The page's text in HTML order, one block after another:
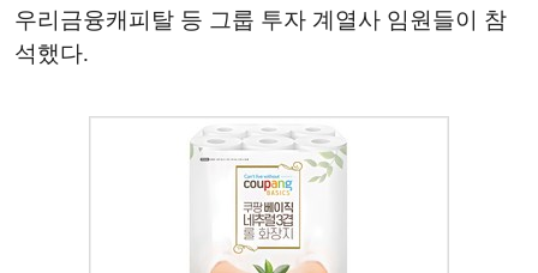
우리금융캐피탈 등 그룹 투자 계열사 임원들이 참
석했다.